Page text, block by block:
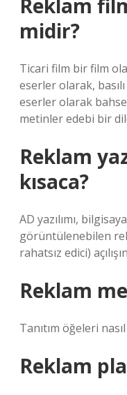
Reklam
midir?
Ticari film bir film
eserler olarak,
eserler olarak
metinler edebi bir
Reklam
kısaca?
AD yazılımı,
görüntülenebilen
rahatsız edici)
Reklam
Tanıtım öğeleri
Reklam